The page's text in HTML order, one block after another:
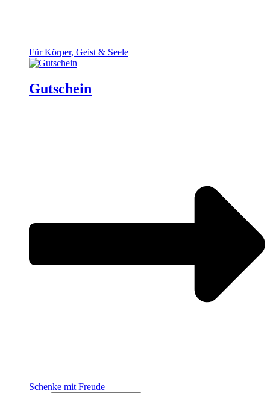
Für Körper, Geist & Seele
Gutschein
Schenke mit Freude